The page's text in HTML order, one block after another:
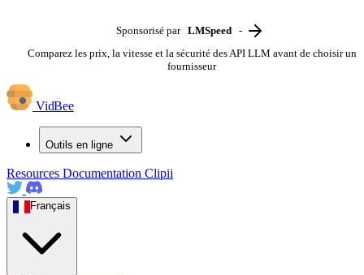
Sponsorisé par LMSpeed
-
Comparez les prix, la vitesse et la sécurité des API LLM avant de choisir un
fournisseur
VidBee
Outils en ligne
Resources Documentation Clipii
Français